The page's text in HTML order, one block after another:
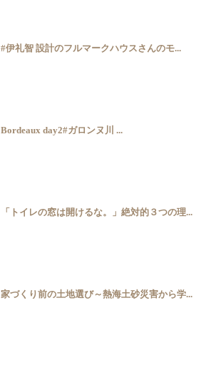
#伊礼智 設計のフルマークハウスさんのモ...
Bordeaux day2#ガロンヌ川 ...
「トイレの窓は開けるな。」絶対的３つの理...
家づくり前の土地選び～熱海土砂災害から学...